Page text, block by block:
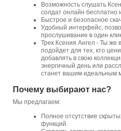
Возможность слушать
солдат онлайн бесплатно
Быстрое и безопасное
Удобный интерфейс,
прослушивание в один
Трек Ксения Ангел - Ты же
подойдет для тех, кто
добавлять в свою
энергичный день или
станет вашим идеальным
Почему выбирают нас?
Мы предлагаем:
Полное отсутствие
функций.